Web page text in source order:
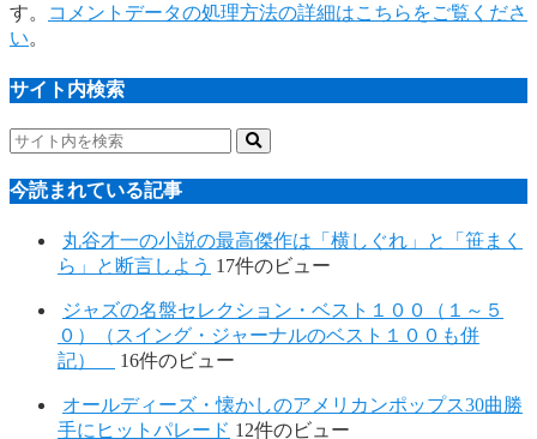
す。
コメントデータの処理方法の詳細はこちらをご覧くださ
い。
サイト内検索
今読まれている記事
丸谷才一の小説の最高傑作は「横しぐれ」と「笹まく
ら」と断言しよう 17件のビュー
ジャズの名盤セレクション・ベスト１００（１～５
０）（スイング・ジャーナルのベスト１００も併
記）
16件のビュー
オールディーズ・懐かしのアメリカンポップス30曲勝
手にヒットパレード 12件のビュー